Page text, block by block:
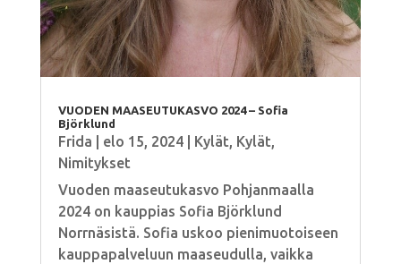
VUODEN MAASEUTUKASVO 2024 – Sofia
Björklund
Frida elo 15, 2024| Kylät, Kylät,
Nimitykset
Vuoden maaseutukasvo Pohjanmaalla
2024 on kauppias Sofia Björklund
Norrnäsistä. Sofia uskoo pienimuotoiseen
kauppapalveluun maaseudulla, vaikka